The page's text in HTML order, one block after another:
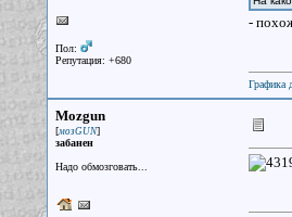
Пол:
Репутация: +680
-
Графика
Mozgun
[мозGUN]
забанен
Надо обмозговать...